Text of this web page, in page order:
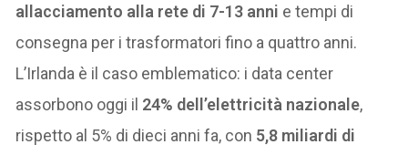
allacciamento alla rete di 7-13 anni e tempi di
consegna per i trasformatori fino a quattro anni.
L’Irlanda è il caso emblematico: i data center
assorbono oggi il 24% dell’elettricità nazionale,
rispetto al 5% di dieci anni fa, con 5,8 miliardi di